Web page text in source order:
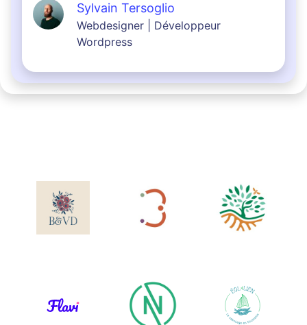
Sylvain Tersoglio
Webdesigner | Développeur
Wordpress